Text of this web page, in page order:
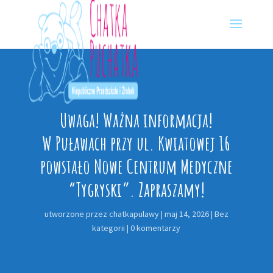
Uwaga! Ważna informacja!
W Puławach przy ul. Kwiatowej 16
powstało Nowe Centrum Medyczne
“Tygryski”. Zapraszamy!
utworzone przez chatkapulawy| maj 14, 2026| Bez
kategorii |0 komentarzy